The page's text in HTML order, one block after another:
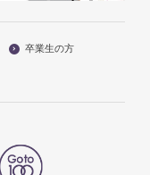
卒業生の方